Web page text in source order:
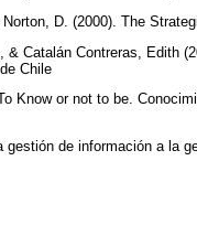
D. (2000). The
& Catalán Contreras, Edith
Chile
Know or not to be.
gestión de información a la